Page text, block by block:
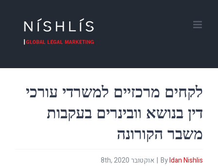
לקחים מרכזיים למשרדי עורכי
דין בנושא וובינרים בעקבות
משבר הקורונה
ByIdan Nishlis
| אוקטובר 8th, 2020